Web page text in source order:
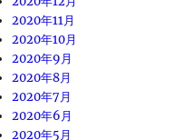
2020年11月
2020年10月
2020年9月
2020年8月
2020年7月
2020年6月
2020年5月